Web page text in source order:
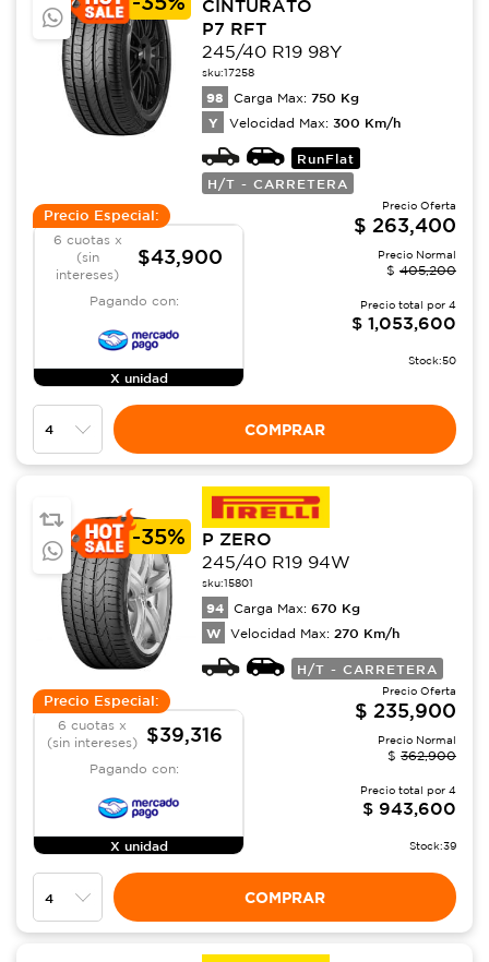
CINTURATO
P7 RFT
245/40 R19 98Y
sku:17258
98 Carga Max: 750 Kg
Y Velocidad Max: 300 Km/h
RunFlat
H/T - CARRETERA
Precio Especial:
6 cuotas x
(sin
intereses)
$43,900
Pagando con:
X unidad
Precio Oferta
$ 263,400
Precio Normal
$ 405,200
Precio total por 4
$ 1,053,600
Stock:50
COMPRAR
-35%
P ZERO
245/40 R19 94W
sku:15801
94 Carga Max: 670 Kg
W Velocidad Max: 270 Km/h
H/T - CARRETERA
Precio Especial:
6 cuotas x
(sin intereses)
$39,316
Pagando con:
X unidad
Precio Oferta
$ 235,900
Precio Normal
$ 362,900
Precio total por 4
$ 943,600
Stock:39
COMPRAR